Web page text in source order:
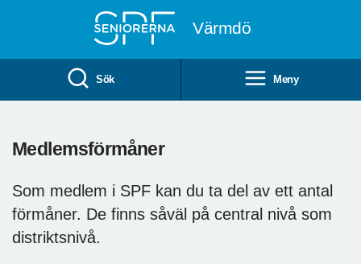
Värmdö
Sök Meny
Medlemsförmåner
Som medlem i SPF kan du ta del av ett antal
förmåner. De finns såväl på central nivå som
distriktsnivå.